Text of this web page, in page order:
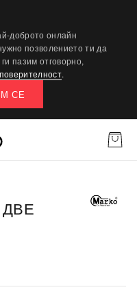
доброто онлайн
позволението ти да
пазим отговорно,
.
СЕ